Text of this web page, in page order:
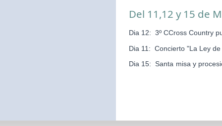
Del 11,12 y 15 de
Dia 12: 3º CCross Country
Dia 11: Concierto "La Ley
Dia 15: Santa misa y